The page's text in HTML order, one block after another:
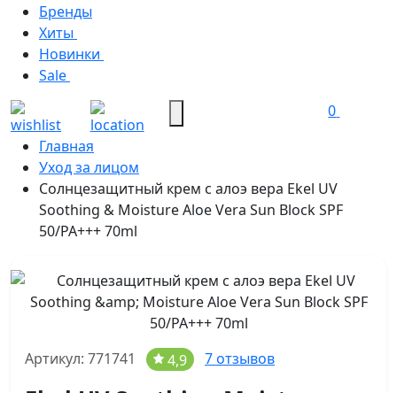
Бренды
Хиты
Новинки
Sale
0
Главная
Уход за лицом
Солнцезащитный крем с алоэ вера Ekel UV
Soothing & Moisture Aloe Vera Sun Block SPF
50/PA+++ 70ml
Артикул: 771741 4,9 7 отзывов